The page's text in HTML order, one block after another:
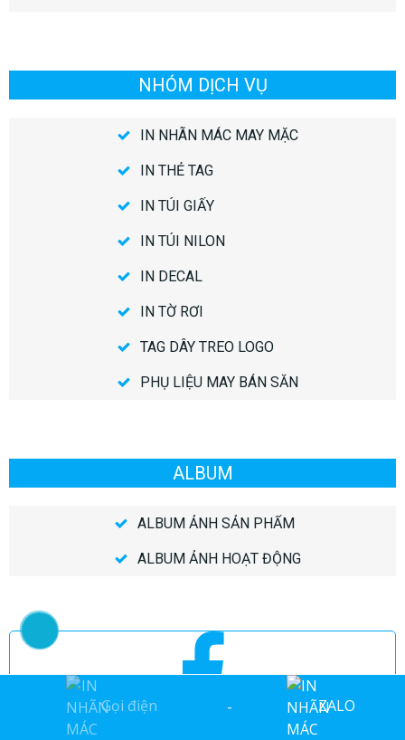
Gọi điện - ZALO
NHÓM DỊCH VỤ
IN NHÃN MÁC MAY MẶC
IN THẺ TAG
IN TÚI GIẤY
IN TÚI NILON
IN DECAL
IN TỜ RƠI
TAG DÂY TREO LOGO
PHỤ LIỆU MAY BÁN SẴN
ALBUM
ALBUM ẢNH SẢN PHẨM
ALBUM ẢNH HOẠT ĐỘNG